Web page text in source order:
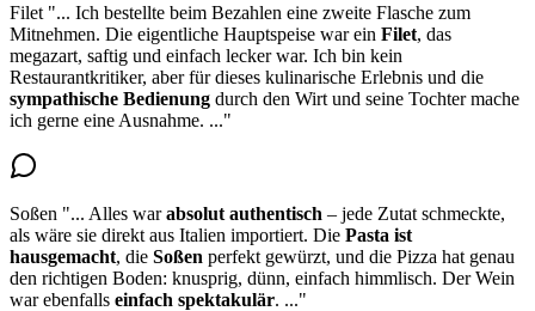
Filet "... Ich bestellte beim Bezahlen eine zweite Flasche zum
Mitnehmen. Die eigentliche Hauptspeise war ein Filet, das
megazart, saftig und einfach lecker war. Ich bin kein
Restaurantkritiker, aber für dieses kulinarische Erlebnis und die
sympathische Bedienung durch den Wirt und seine Tochter mache
ich gerne eine Ausnahme. ..."
Soßen "... Alles warabsolut authentisch – jede Zutat schmeckte,
als wäre sie direkt aus Italien importiert. Die Pasta ist
hausgemacht, die Soßen perfekt gewürzt, und die Pizza hat genau
den richtigen Boden: knusprig, dünn, einfach himmlisch. Der Wein
war ebenfalls einfach spektakulär. ..."